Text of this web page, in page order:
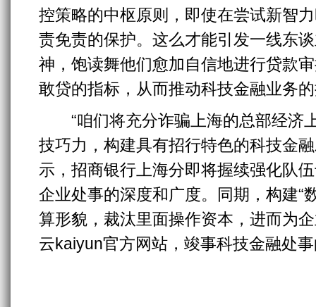
控策略的中枢原则，即使在尝试新智
责免责的保护。这么才能引发一线东
神，饱读舞他们愈加自信地进行贷款
敢贷的指标，从而推动科技金融业务
“咱们将充分诈骗上海的总部经济
技巧力，构建具有招行特色的科技金
示，招商银行上海分即将握续强化队
企业处事的深度和广度。同期，构建“
算形貌，裁汰里面操作资本，进而为
云kaiyun官方网站，竣事科技金融处